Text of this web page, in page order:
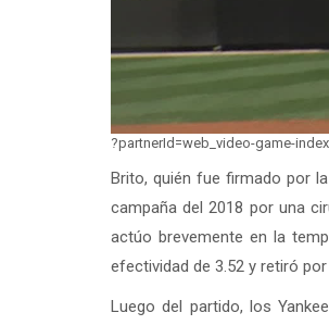
?partnerId=web_video-game-
Brito, quién fue firmado por
campaña del 2018 por una
actúo brevemente en la
efectividad de 3.52 y retiró
Luego del partido, los